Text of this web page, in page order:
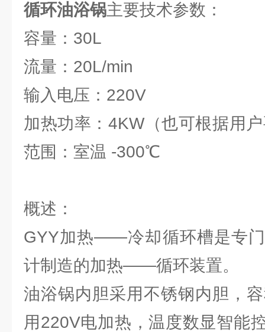
循环油浴锅主要技术参数：
容量：30L
流量：20L/min
输入电压：220V
加热功率：4KW（也可根据用
范围：室温 -300℃
概述：
GYY加热——冷却循环槽是专
计制造的加热——循环装置。
油浴锅内胆采用不锈钢内胆，
用220V电加热，温度数显智能